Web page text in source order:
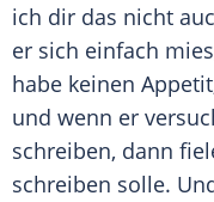
ich dir das nicht
er sich einfach
habe keinen
und wenn er
schreiben, dann
schreiben solle.